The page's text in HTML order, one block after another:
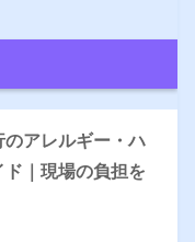
のアレルギー・ハ
｜現場の負担を